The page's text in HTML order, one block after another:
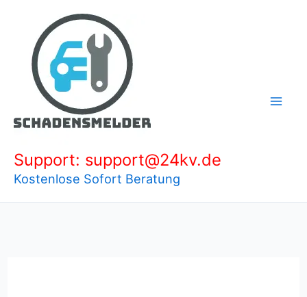
springen
Support: support@24kv.de
Kostenlose Sofort Beratung